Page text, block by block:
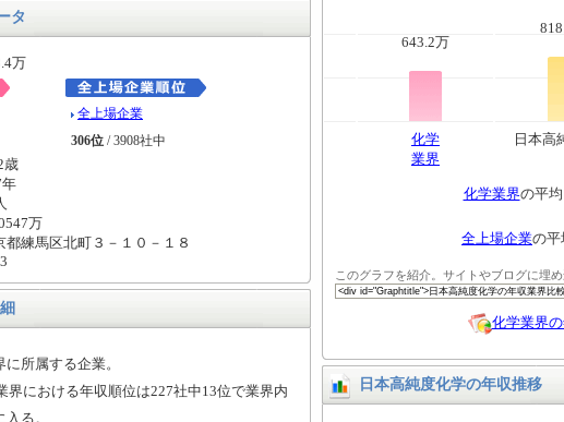
タ
万
全上場企業
306位 / 3908社中
歳
年
万
都練馬区北町３－１０－１８
所属する企業。
界における年収順位は227社中13位で業界内
る。
643.2万
化学
業界
日本高
化学業界の平
全上場企業の
このグラフを紹介。サイトやブログに埋
化学業界
日本高純度化学の年収推移